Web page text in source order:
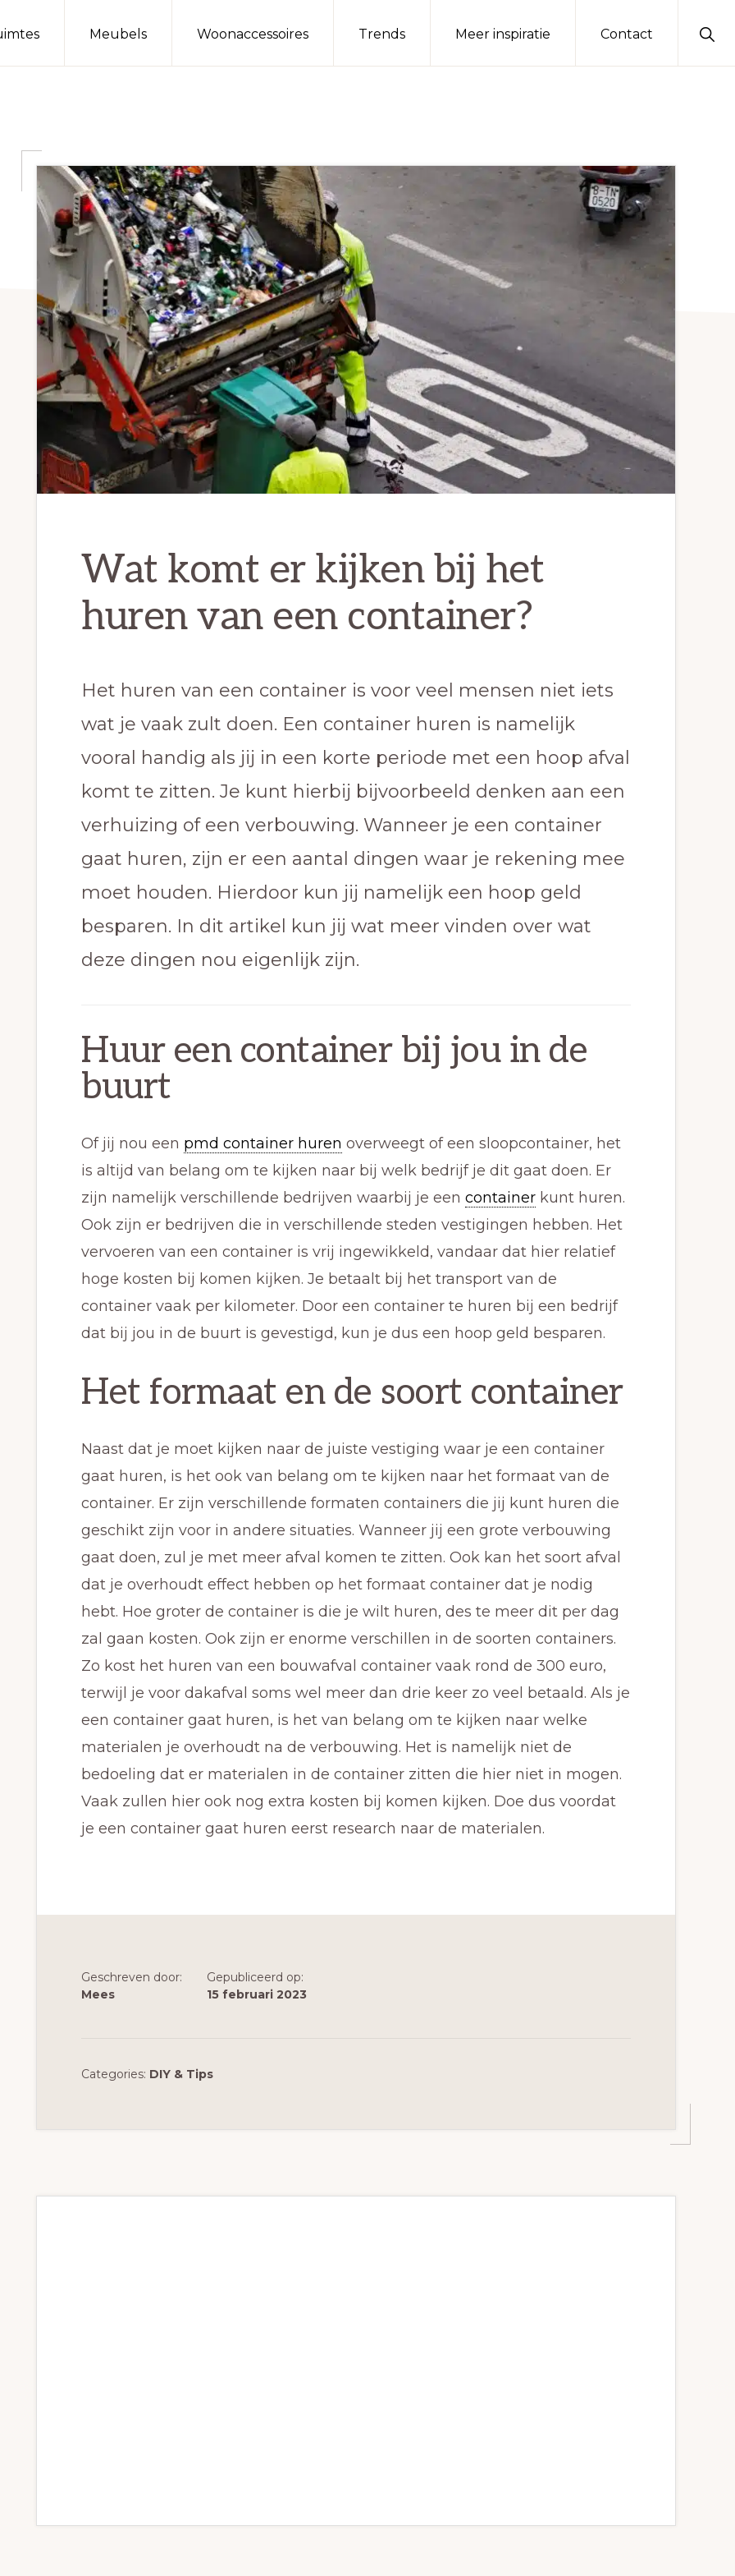
Meubels Woonaccessoires Trends Meer inspiratie Contact
Wat komt er kijken bij het
huren van een container?
Het huren van een container is voor veel mensen niet iets
wat je vaak zult doen. Een container huren is namelijk
vooral handig als jij in een korte periode met een hoop afval
komt te zitten. Je kunt hierbij bijvoorbeeld denken aan een
verhuizing of een verbouwing. Wanneer je een container
gaat huren, zijn er een aantal dingen waar je rekening mee
moet houden. Hierdoor kun jij namelijk een hoop geld
besparen. In dit artikel kun jij wat meer vinden over wat
deze dingen nou eigenlijk zijn.
Huur een container bij jou in de
buurt
Of jij nou een pmd container huren overweegt of een sloopcontainer, het
is altijd van belang om te kijken naar bij welk bedrijf je dit gaat doen. Er
zijn namelijk verschillende bedrijven waarbij je een container kunt huren.
Ook zijn er bedrijven die in verschillende steden vestigingen hebben. Het
vervoeren van een container is vrij ingewikkeld, vandaar dat hier relatief
hoge kosten bij komen kijken. Je betaalt bij het transport van de
container vaak per kilometer. Door een container te huren bij een bedrijf
dat bij jou in de buurt is gevestigd, kun je dus een hoop geld besparen.
Het formaat en de soort container
Naast dat je moet kijken naar de juiste vestiging waar je een container
gaat huren, is het ook van belang om te kijken naar het formaat van de
container. Er zijn verschillende formaten containers die jij kunt huren die
geschikt zijn voor in andere situaties. Wanneer jij een grote verbouwing
gaat doen, zul je met meer afval komen te zitten. Ook kan het soort afval
dat je overhoudt effect hebben op het formaat container dat je nodig
hebt. Hoe groter de container is die je wilt huren, des te meer dit per dag
zal gaan kosten. Ook zijn er enorme verschillen in de soorten containers.
Zo kost het huren van een bouwafval container vaak rond de 300 euro,
terwijl je voor dakafval soms wel meer dan drie keer zo veel betaald. Als je
een container gaat huren, is het van belang om te kijken naar welke
materialen je overhoudt na de verbouwing. Het is namelijk niet de
bedoeling dat er materialen in de container zitten die hier niet in mogen.
Vaak zullen hier ook nog extra kosten bij komen kijken. Doe dus voordat
je een container gaat huren eerst research naar de materialen.
Geschreven door:
Mees
Gepubliceerd op:
15 februari 2023
Categories: DIY & Tips